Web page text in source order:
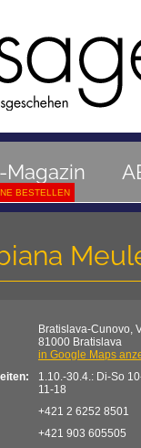
Magazin
BESTELLEN
Bratislava-Cunovo,
81000 Bratislava
in Google Maps
1.10.-30.4.: Di-So
11-18
+421 2 6252 8501
+421 903 605505